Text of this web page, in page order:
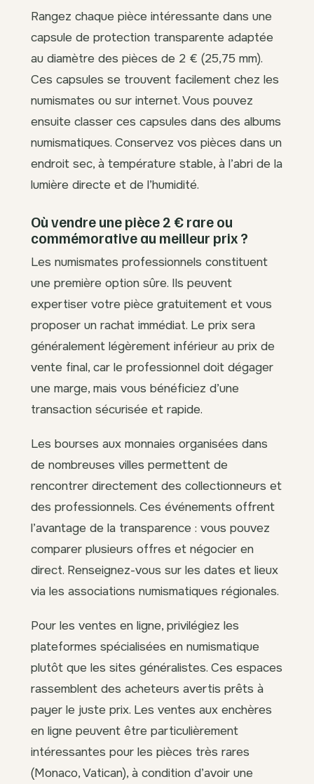
Rangez chaque pièce intéressante dans une
capsule de protection transparente adaptée
au diamètre des pièces de 2 € (25,75 mm).
Ces capsules se trouvent facilement chez les
numismates ou sur internet. Vous pouvez
ensuite classer ces capsules dans des albums
numismatiques. Conservez vos pièces dans un
endroit sec, à température stable, à l’abri de la
lumière directe et de l’humidité.
Où vendre une pièce 2 € rare ou
commémorative au meilleur prix ?
Les numismates professionnels constituent
une première option sûre. Ils peuvent
expertiser votre pièce gratuitement et vous
proposer un rachat immédiat. Le prix sera
généralement légèrement inférieur au prix de
vente final, car le professionnel doit dégager
une marge, mais vous bénéficiez d’une
transaction sécurisée et rapide.
Les bourses aux monnaies organisées dans
de nombreuses villes permettent de
rencontrer directement des collectionneurs et
des professionnels. Ces événements offrent
l’avantage de la transparence : vous pouvez
comparer plusieurs offres et négocier en
direct. Renseignez-vous sur les dates et lieux
via les associations numismatiques régionales.
Pour les ventes en ligne, privilégiez les
plateformes spécialisées en numismatique
plutôt que les sites généralistes. Ces espaces
rassemblent des acheteurs avertis prêts à
payer le juste prix. Les ventes aux enchères
en ligne peuvent être particulièrement
intéressantes pour les pièces très rares
(Monaco, Vatican), à condition d’avoir une